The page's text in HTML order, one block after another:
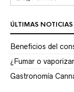
ÚLTIMAS NOTICIAS
Beneficios del
¿Fumar o
Gastronomía